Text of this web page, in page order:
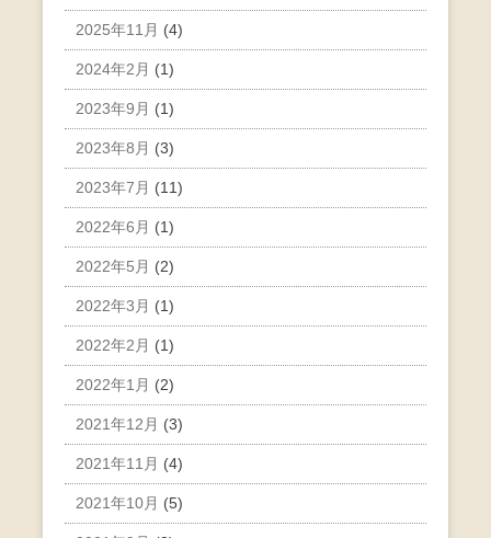
2025年11月 (4)
2024年2月 (1)
2023年9月 (1)
2023年8月 (3)
2023年7月 (11)
2022年6月 (1)
2022年5月 (2)
2022年3月 (1)
2022年2月 (1)
2022年1月 (2)
2021年12月 (3)
2021年11月 (4)
2021年10月 (5)